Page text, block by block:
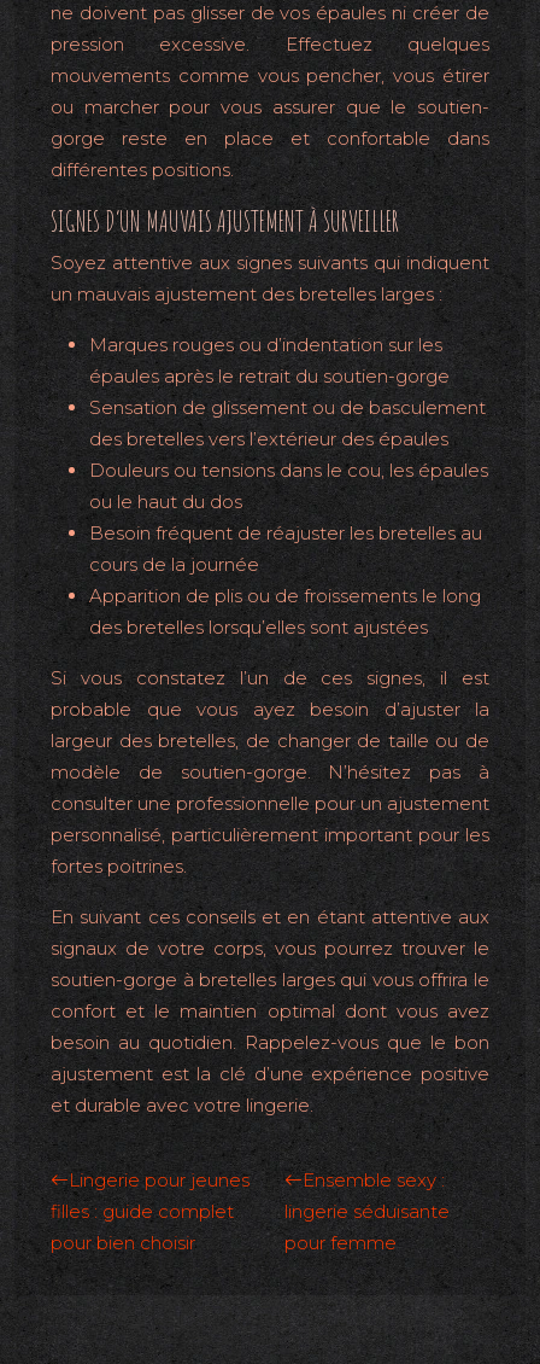
ne doivent pas glisser de vos épaules ni créer de
pression excessive. Effectuez quelques
mouvements comme vous pencher, vous étirer
ou marcher pour vous assurer que le soutien-
gorge reste en place et confortable dans
différentes positions.
SIGNES D’UN MAUVAIS AJUSTEMENT À SURVEILLER
Soyez attentive aux signes suivants qui indiquent
un mauvais ajustement des bretelles larges :
Marques rouges ou d’indentation sur les
épaules après le retrait du soutien-gorge
Sensation de glissement ou de basculement
des bretelles vers l’extérieur des épaules
Douleurs ou tensions dans le cou, les épaules
ou le haut du dos
Besoin fréquent de réajuster les bretelles au
cours de la journée
Apparition de plis ou de froissements le long
des bretelles lorsqu’elles sont ajustées
Si vous constatez l’un de ces signes, il est
probable que vous ayez besoin d’ajuster la
largeur des bretelles, de changer de taille ou de
modèle de soutien-gorge. N’hésitez pas à
consulter une professionnelle pour un ajustement
personnalisé, particulièrement important pour les
fortes poitrines.
En suivant ces conseils et en étant attentive aux
signaux de votre corps, vous pourrez trouver le
soutien-gorge à bretelles larges qui vous offrira le
confort et le maintien optimal dont vous avez
besoin au quotidien. Rappelez-vous que le bon
ajustement est la clé d’une expérience positive
et durable avec votre lingerie.
Lingerie pour jeunes
filles : guide complet
pour bien choisir
Ensemble sexy :
lingerie séduisante
pour femme